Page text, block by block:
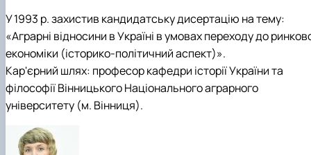
У 1993 р. захистив кандидатську дисертацію на тему:
«Аграрні відносини в Україні в умовах переходу до
економіки (історико-політичний аспект)».
Кар'єрний шлях: професор кафедри історії України та
філософії Вінницького Національного аграрного
університету (м. Вінниця).